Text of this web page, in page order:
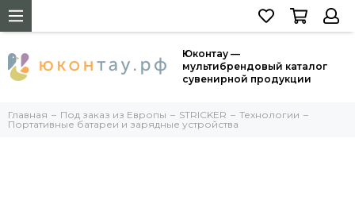
Юконтау —
мультибрендовый каталог
сувенирной продукции
Главная Под заказ из Европы STRICKER
Технологии
Портативные батареи и зарядные устройства